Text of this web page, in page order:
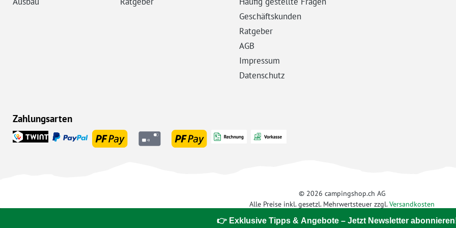
Geschäftskunden
Ratgeber
AGB
Impressum
Datenschutz
Zahlungsarten
© 2026 campingshop.ch AG
Alle Preise inkl. gesetzl. Mehrwertsteuer zzgl.Versandkosten
👉 Exklusive Tipps & Angebote – Jetzt Newsletter